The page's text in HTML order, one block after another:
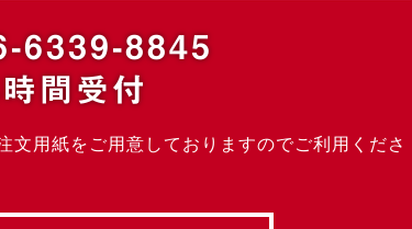
6339-8845
間受付
用紙をご用意しておりますのでご利用くださ